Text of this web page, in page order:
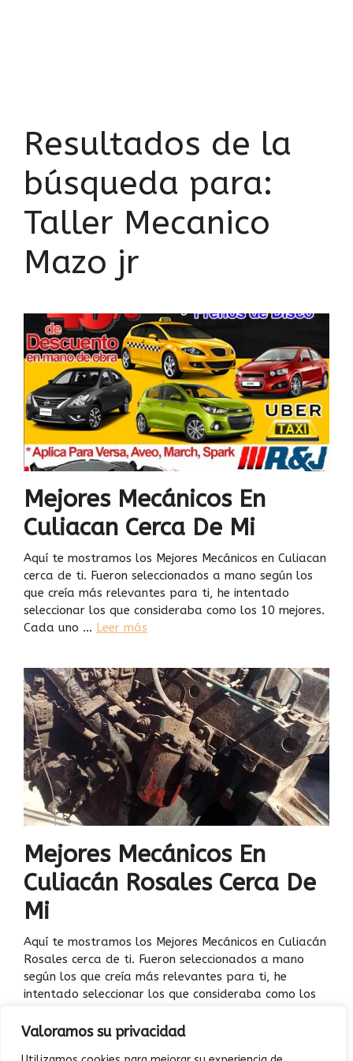
Valoramos su privacidad
Resultados de la
búsqueda para:
Taller Mecanico
Mazo jr
Mejores Mecánicos En
Culiacan Cerca De Mi
Aquí te mostramos los Mejores Mecánicos en Culiacan
cerca de ti. Fueron seleccionados a mano según los
que creía más relevantes para ti, he intentado
seleccionar los que consideraba como los 10 mejores.
Cada uno … Leer más
Mejores Mecánicos En
Culiacán Rosales Cerca De
Mi
Aquí te mostramos los Mejores Mecánicos en Culiacán
Rosales cerca de ti. Fueron seleccionados a mano
según los que creía más relevantes para ti, he
intentado seleccionar los que consideraba como los